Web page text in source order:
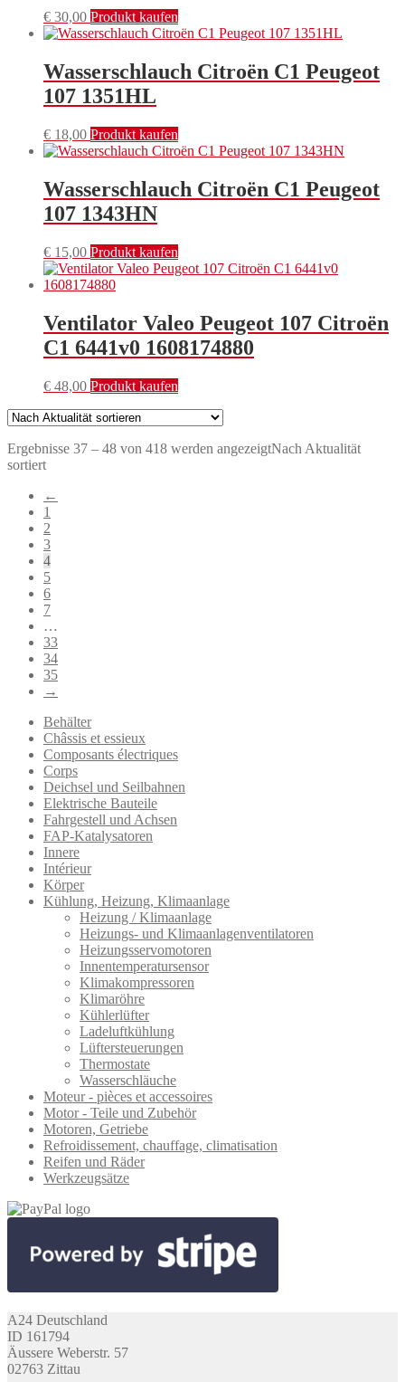
€ 30,00 Produkt kaufen
Wasserschlauch Citroën C1 Peugeot
107 1351HL
€ 18,00 Produkt kaufen
Wasserschlauch Citroën C1 Peugeot
107 1343HN
€ 15,00 Produkt kaufen
Ventilator Valeo Peugeot 107 Citroën
C1 6441v0 1608174880
€ 48,00 Produkt kaufen
Ergebnisse 37 – 48 von 418 werden angezeigtNach Aktualität
sortiert
←
1
2
3
4
5
6
7
…
33
34
35
→
Behälter
Châssis et essieux
Composants électriques
Corps
Deichsel und Seilbahnen
Elektrische Bauteile
Fahrgestell und Achsen
FAP-Katalysatoren
Innere
Intérieur
Körper
Kühlung, Heizung, Klimaanlage
Heizung / Klimaanlage
Heizungs- und Klimaanlagenventilatoren
Heizungsservomotoren
Innentemperatursensor
Klimakompressoren
Klimaröhre
Kühlerlüfter
Ladeluftkühlung
Lüftersteuerungen
Thermostate
Wasserschläuche
Moteur - pièces et accessoires
Motor - Teile und Zubehör
Motoren, Getriebe
Refroidissement, chauffage, climatisation
Reifen und Räder
Werkzeugsätze
A24 Deutschland
ID 161794
Äussere Weberstr. 57
02763 Zittau